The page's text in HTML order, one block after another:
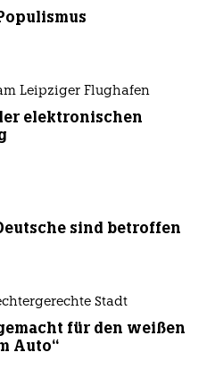
Leipziger Flughafen
elektronischen
sind betroffen
Stadt
für den weißen
Auto“